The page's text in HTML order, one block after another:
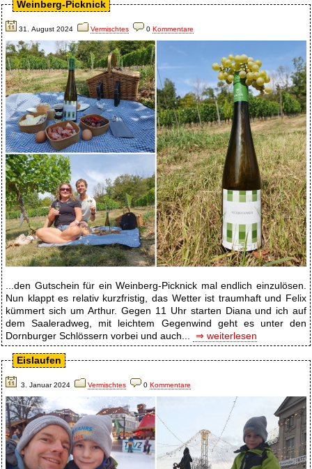
Weinberg-Picknick
31. August 2024 Vermischtes 0 Kommentare
...den Gutschein für ein Weinberg-Picknick mal endlich einzulösen.
Nun klappt es relativ kurzfristig, das Wetter ist traumhaft und Felix
kümmert sich um Arthur. Gegen 11 Uhr starten Diana und ich auf
dem Saaleradweg, mit leichtem Gegenwind geht es unter den
Dornburger Schlössern vorbei und auch...
⇒ weiterlesen
Eislaufen
3. Januar 2024 Vermischtes 0 Kommentare